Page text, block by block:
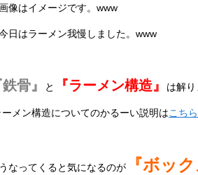
像はイメージです。www
日はラーメン我慢しました。www
鉄骨』 と 『ラーメン構造』 は解り
メン構造についてのかるーい説明はこちら
なってくると気になるのが 『ボック